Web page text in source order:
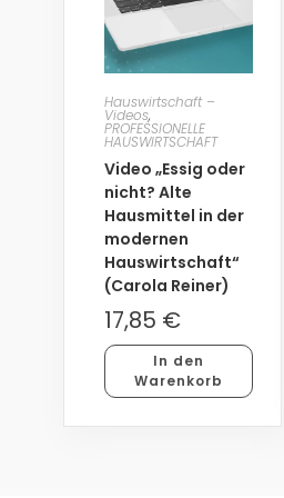
Hauswirtschaft –
Videos,
PROFESSIONELLE
HAUSWIRTSCHAFT
Video „Essig oder
nicht? Alte
Hausmittel in der
modernen
Hauswirtschaft“
(Carola Reiner)
17,85 €
In den
Warenkorb